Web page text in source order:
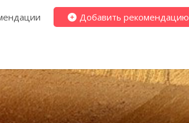
Добавить рекомендацию